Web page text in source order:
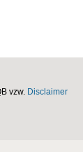
vzw. Disclaimer